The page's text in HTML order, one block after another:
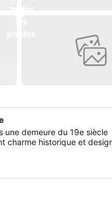
une demeure du 19e siècle
charme historique et